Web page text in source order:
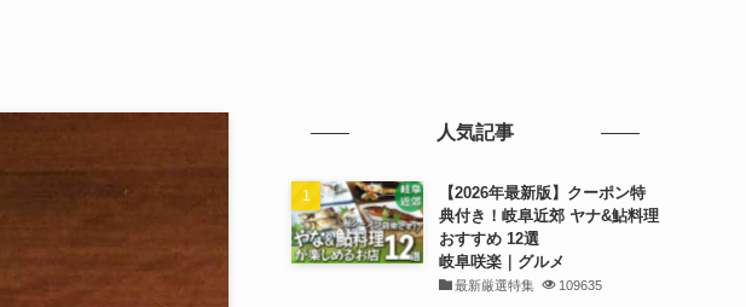
人気記事
【2026年最新版】クーポン特
典付き！岐阜近郊 ヤナ&鮎料理
おすすめ 12選
岐阜咲楽｜グルメ
最新厳選特集 109635